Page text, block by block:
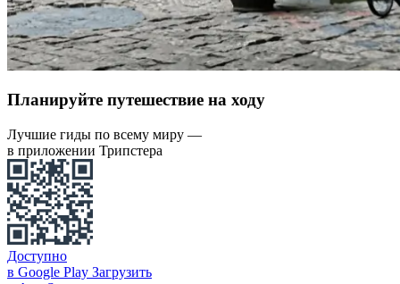
Планируйте путешествие на ходу
Лучшие гиды по всему миру —
в приложении Трипстера
Доступно
в Google Play Загрузить